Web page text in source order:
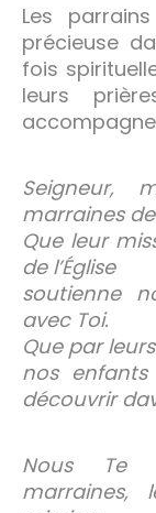
Les
précieuse
fois
leurs
Seigneur,
marraines
Que leur
de l’Église
soutienne
avec Toi.
Que par
nos
découvrir
Nous Te
marraines,